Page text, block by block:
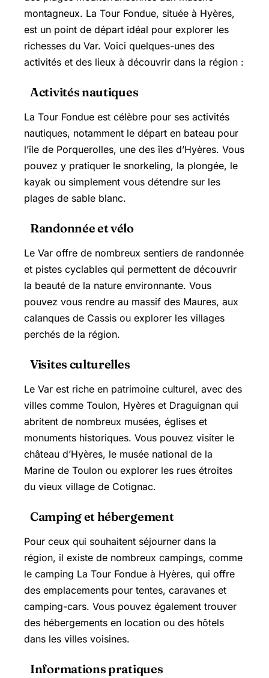
montagneux. La Tour Fondue, située à Hyères,
est un point de départ idéal pour explorer les
richesses du Var. Voici quelques-unes des
activités et des lieux à découvrir dans la région :
Activités nautiques
La Tour Fondue est célèbre pour ses activités
nautiques, notamment le départ en bateau pour
l’île de Porquerolles, une des îles d’Hyères. Vous
pouvez y pratiquer le snorkeling, la plongée, le
kayak ou simplement vous détendre sur les
plages de sable blanc.
Randonnée et vélo
Le Var offre de nombreux sentiers de randonnée
et pistes cyclables qui permettent de découvrir
la beauté de la nature environnante. Vous
pouvez vous rendre au massif des Maures, aux
calanques de Cassis ou explorer les villages
perchés de la région.
Visites culturelles
Le Var est riche en patrimoine culturel, avec des
villes comme Toulon, Hyères et Draguignan qui
abritent de nombreux musées, églises et
monuments historiques. Vous pouvez visiter le
château d’Hyères, le musée national de la
Marine de Toulon ou explorer les rues étroites
du vieux village de Cotignac.
Camping et hébergement
Pour ceux qui souhaitent séjourner dans la
région, il existe de nombreux campings, comme
le camping La Tour Fondue à Hyères, qui offre
des emplacements pour tentes, caravanes et
camping-cars. Vous pouvez également trouver
des hébergements en location ou des hôtels
dans les villes voisines.
Informations pratiques